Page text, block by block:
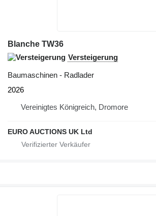
Blanche TW36
Versteigerung
Baumaschinen - Radlader
2026
Vereinigtes Königreich, Dromore
EURO AUCTIONS UK Ltd